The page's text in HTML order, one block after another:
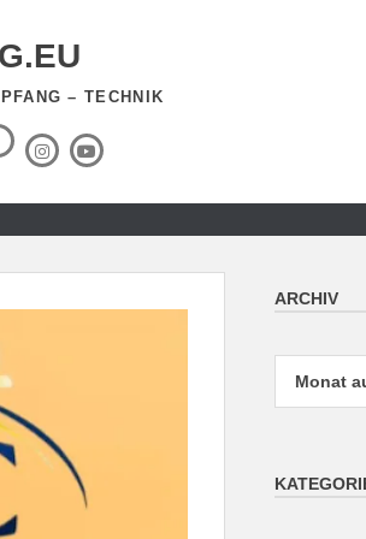
– TECHNIK
RSS- InstagramYouTube
ARCHIV